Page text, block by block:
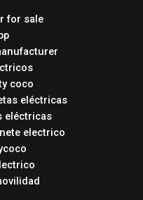
for sale
coco
eléctricas
eléctricas
electrico